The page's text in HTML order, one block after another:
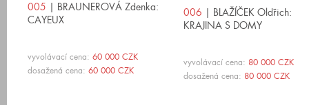
005 | BRAUNEROVÁ Zdenka:
CAYEUX
vyvolávací cena: 60 000 CZK
dosažená cena: 60 000 CZK
006 | BLAŽÍČEK Oldřich:
KRAJINA S DOMY
vyvolávací cena: 80 000 CZK
dosažená cena: 80 000 CZK